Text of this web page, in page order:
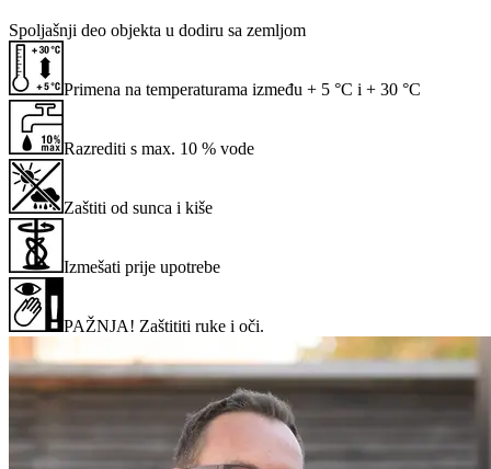
Spoljašnji deo objekta u dodiru sa zemljom
Primena na temperaturama između + 5 °C i + 30 °C
Razrediti s max. 10 % vode
Zaštiti od sunca i kiše
Izmešati prije upotrebe
PAŽNJA! Zaštititi ruke i oči.